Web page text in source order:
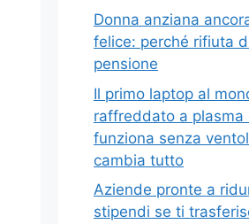
Donna anziana
felice: perché rifiuta
pensione
Il primo laptop al
raffreddato a plasma
funziona senza
cambia tutto
Aziende pronte a
stipendi se ti